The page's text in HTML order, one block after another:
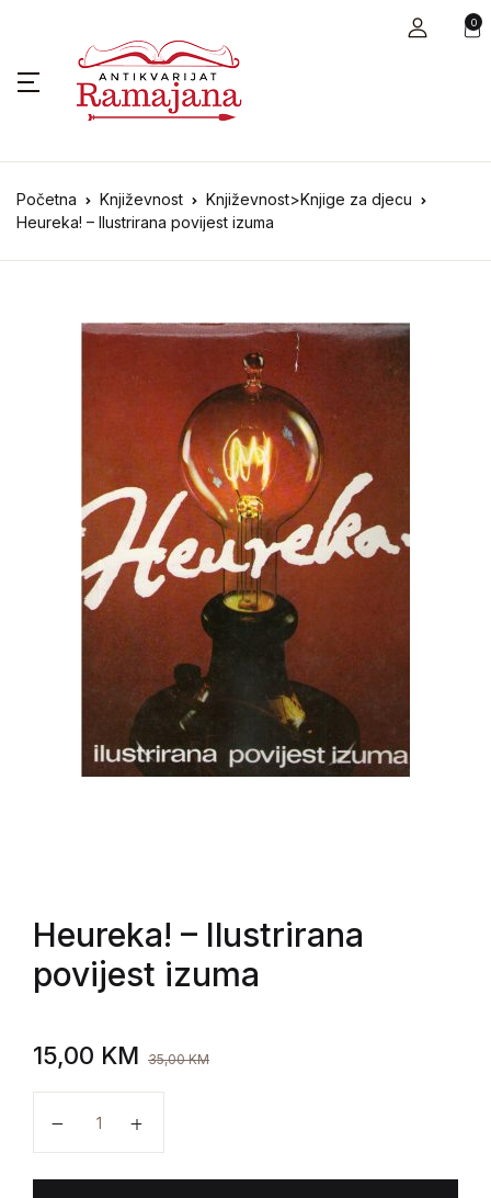
0
Početna Književnost
Književnost>Knjige za djecu
Heureka! – Ilustrirana povijest izuma
Heureka! – Ilustrirana
povijest izuma
15,00 KM 35,00KM